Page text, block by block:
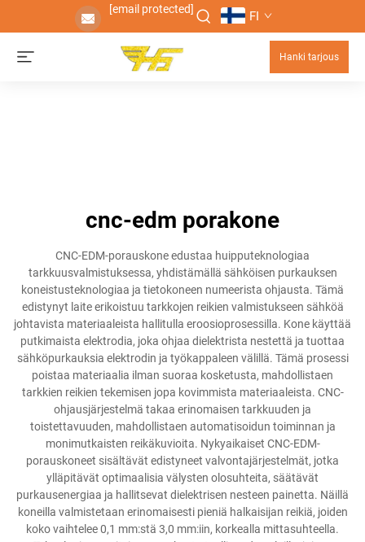
[email protected] FI
Hanki tarjous
cnc-edm porakone
CNC-EDM-porauskone edustaa huipputeknologiaa
tarkkuusvalmistuksessa, yhdistämällä sähköisen purkauksen
koneistusteknologiaa ja tietokoneen numeerista ohjausta. Tämä
edistynyt laite erikoistuu tarkkojen reikien valmistukseen sähköä
johtavista materiaaleista hallitulla eroosioprosessilla. Kone käyttää
putkimaista elektrodia, joka ohjaa dielektrista nestettä ja tuottaa
sähköpurkauksia elektrodin ja työkappaleen välillä. Tämä prosessi
poistaa materiaalia ilman suoraa kosketusta, mahdollistaen
tarkkien reikien tekemisen jopa kovimmista materiaaleista. CNC-
ohjausjärjestelmä takaa erinomaisen tarkkuuden ja
toistettavuuden, mahdollistaen automatisoidun toiminnan ja
monimutkaisten reikäkuvioita. Nykyaikaiset CNC-EDM-
porauskoneet sisältävät edistyneet valvontajärjestelmät, jotka
ylläpitävät optimaalisia välysten olosuhteita, säätävät
purkausenergiaa ja hallitsevat dielektrisen nesteen painetta. Näillä
koneilla valmistetaan erinomaisesti pieniä halkaisijan reikiä, joiden
koko vaihtelee 0,1 mm:stä 3,0 mm:iin, korkealla mittasuhteella.